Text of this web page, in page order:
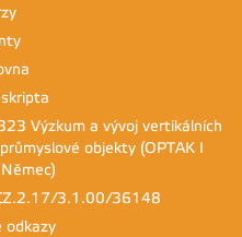
Výzkum a vývoj vertikálních
objekty (OPTAK I
3.1.00/36148
odkazy